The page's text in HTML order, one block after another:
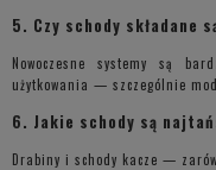
5. Czy schody składane
Nowoczesne systemy są
użytkowania — szczególnie
6. Jakie schody są
Drabiny i schody kacze —